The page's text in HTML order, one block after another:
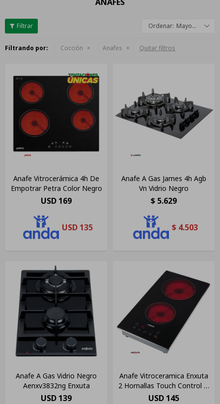
Mayor descuento
Filtrando por: Cocción Anafes Quitar filtros
Anafe Vitrocerámica 4h De
Empotrar Petra Color Negro
USD 169
USD 135
Anafe A Gas James 4h Agb
Vn Vidrio Negro
$ 5.629
$ 4.503
Anafe A Gas Vidrio Negro
Aenxv3832ng Enxuta
USD 139
Anafe Vitroceramica Enxuta
2 Hornallas Touch Control Js
Ltda Color Negro
USD 145